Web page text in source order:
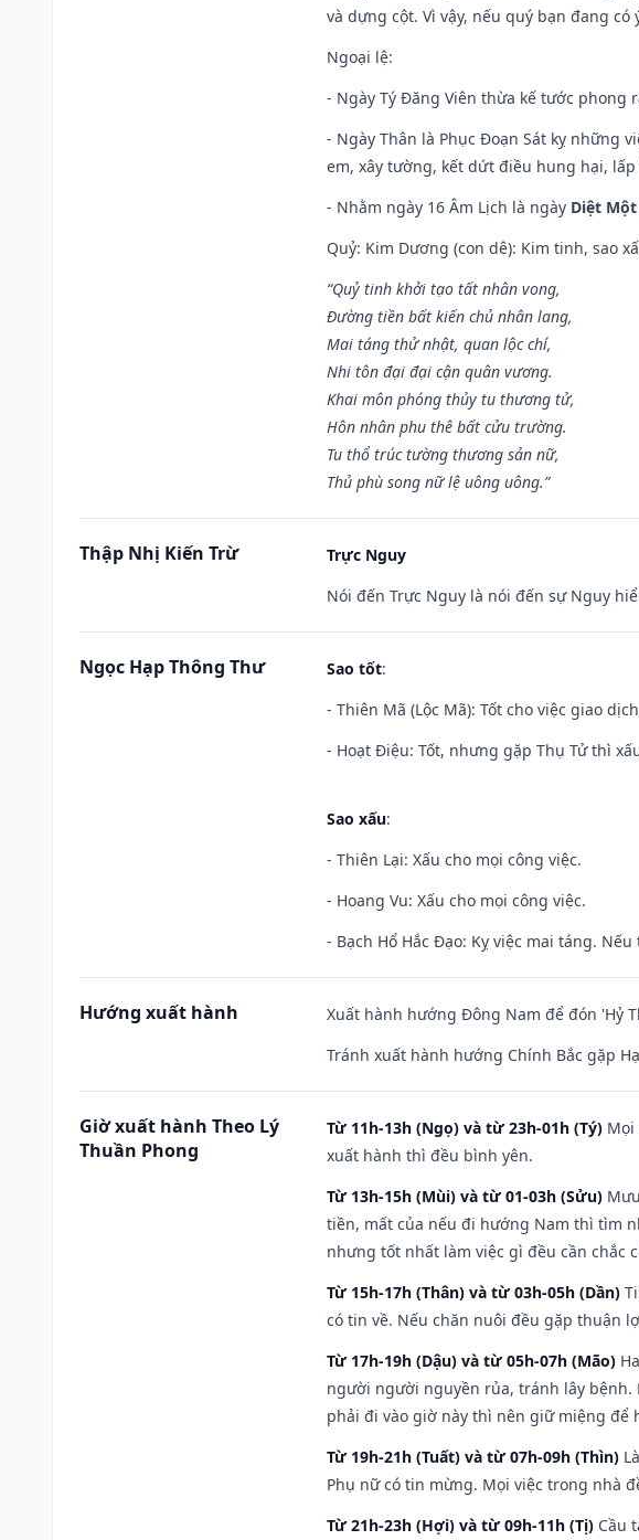
và dựng cột. Vì vậy, nếu quý bạn đang
Ngoại lệ:
- Ngày Tý Đăng Viên thừa kế tước
- Ngày Thân là Phục Đoạn Sát kỵ những
em, xây tường, kết dứt điều hung hại,
- Nhằm ngày 16 Âm Lịch là ngày Diệt Một
Quỷ: Kim Dương (con dê): Kim tinh, sao
“Quỷ tinh khởi tạo tất nhân vong,
Đường tiền bất kiến chủ nhân lang,
Mai táng thử nhật, quan lộc chí,
Nhi tôn đại đại cận quân vương.
Khai môn phóng thủy tu thương tử,
Hôn nhân phu thê bất cửu trường.
Tu thổ trúc tường thương sản nữ,
Thủ phù song nữ lệ uông uông.”
Thập Nhị Kiến Trừ
Trực Nguy
Nói đến Trực Nguy là nói đến sự Nguy
Ngọc Hạp Thông Thư Sao tốt:
- Thiên Mã (Lộc Mã): Tốt cho việc giao
- Hoạt Điệu: Tốt, nhưng gặp Thụ Tử thì
Sao xấu:
- Thiên Lại: Xấu cho mọi công việc.
- Hoang Vu: Xấu cho mọi công việc.
- Bạch Hổ Hắc Đạo: Kỵ việc mai táng.
Hướng xuất hành
Xuất hành hướng Đông Nam để đón 'Hỷ
Tránh xuất hành hướng Chính Bắc gặp
Giờ xuất hành Theo Lý
Thuần Phong
Từ 11h-13h (Ngọ) và từ 23h-01h (Tý) Mọi
xuất hành thì đều bình yên.
Từ 13h-15h (Mùi) và từ 01-03h (Sửu)
tiền, mất của nếu đi hướng Nam thì tìm
nhưng tốt nhất làm việc gì đều cần chắc
Từ 15h-17h (Thân) và từ 03h-05h (Dần)
có tin về. Nếu chăn nuôi đều gặp thuận
Từ 17h-19h (Dậu) và từ 05h-07h (Mão)
người người nguyền rủa, tránh lây
phải đi vào giờ này thì nên giữ miệng để
Từ 19h-21h (Tuất) và từ 07h-09h (Thìn)
Phụ nữ có tin mừng. Mọi việc trong nhà
Từ 21h-23h (Hợi) và từ 09h-11h (Tị) Cầu